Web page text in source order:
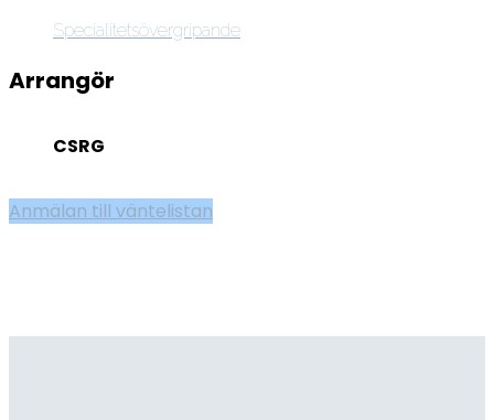
Specialitetsövergripande
Arrangör
CSRG
Anmälan till väntelistan